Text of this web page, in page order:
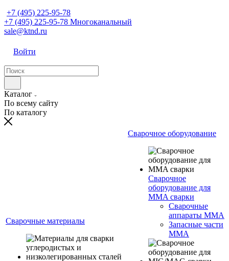
+7 (495) 225-95-78
+7 (495) 225-95-78 Многоканальный
sale@ktnd.ru
Войти
Каталог
По всему сайту
По каталогу
Сварочные материалы
Сварочное оборудование
Сварочное
оборудование для
MMA сварки
Сварочные
аппараты MMA
Запасные части
MMA